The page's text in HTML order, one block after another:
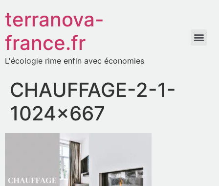
terranova-
france.fr
L'écologie rime enfin avec économies
CHAUFFAGE-2-1-
1024×667